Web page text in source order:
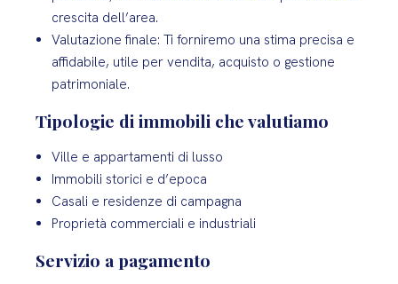
crescita dell’area.
Valutazione finale: Ti forniremo una stima precisa e
affidabile, utile per vendita, acquisto o gestione
patrimoniale.
Tipologie di immobili che valutiamo
Ville e appartamenti di lusso
Immobili storici e d’epoca
Casali e residenze di campagna
Proprietà commerciali e industriali
Servizio a pagamento